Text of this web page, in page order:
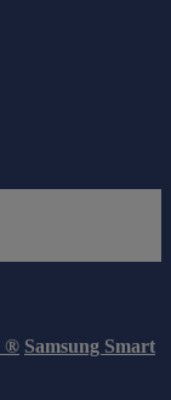
® Samsung Smart